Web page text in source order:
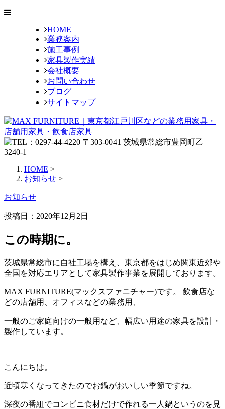
HOME
業務案内
施工事例
家具製作実績
会社概要
お問い合わせ
ブログ
サイトマップ
HOME >
お知らせ >
お知らせ
投稿日： 2020年12月2日
この時期に。
茨城県常総市に自社工場を構え、東京都をはじめ関東近郊や
全国を対応エリアとして家具製作事業を展開しております。
MAX FURNITURE(マックスファニチャー)です。 飲食店な
どの店舗用、オフィスなどの業務用、
一般のご家庭向けの一般用など、幅広い用途の家具を設計・
製作しています。
こんにちは。
近頃寒くなってきたのでお鍋がおいしい季節ですね。
深夜の番組でコンビニ食材だけで作れる一人鍋というのを見